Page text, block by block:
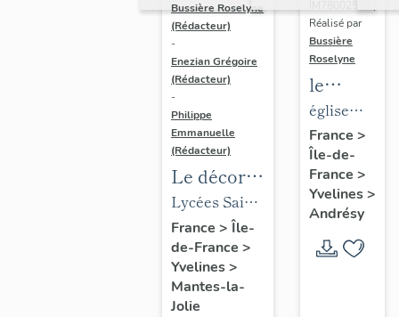
Bussière Roselyne
(Rédacteur)
-
Enezian Grégoire
(Rédacteur)
-
Philippe
Emmanuelle
(Rédacteur)
Le décor
des lycées
de Mantes
Lycées Saint-
Exupéry et
Jean Rostand
France > Île-
de-France >
Yvelines>
Mantes-la-
Jolie
Réalisé par
Bussière
Roselyne
le
mobilier
de
l'église
Saint-
Germain-
de-
Paris
église
paroissiale
Saint-
Germain
France >
Île-de-
France >
Yvelines>
Andrésy